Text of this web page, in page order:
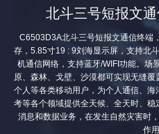
北斗三号短报文
C6503D3A北斗三号短报文通信终端
存，5.85寸19 : 9刘海显示屏，支持北
机通信网络，支持蓝牙/WIFI功能。场
原、森林、戈壁、沙漠都可实现无缝
个人等各类移动用户，为个人通信、
考等各个领域提供全天候、全天时、
消息和数据业务，在发生自然灾害时
作用